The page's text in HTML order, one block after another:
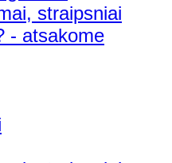
straipsniai
- atsakome